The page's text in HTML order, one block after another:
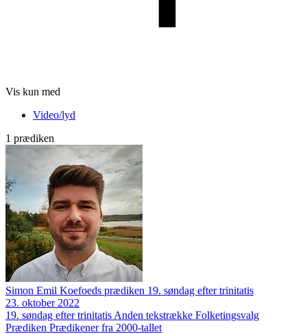
Vis kun med
Video/lyd
1 prædiken
Simon Emil Koefoeds prædiken 19. søndag efter trinitatis
23. oktober 2022
19. søndag efter trinitatis Anden tekstrække Folketingsvalg
Prædiken Prædikener fra 2000-tallet